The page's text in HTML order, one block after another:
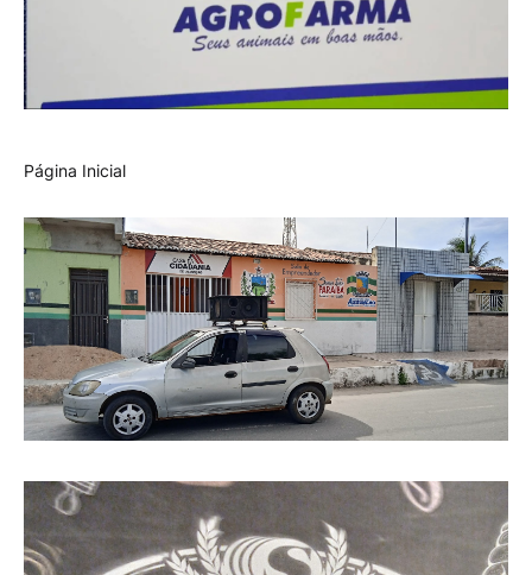
Página Inicial